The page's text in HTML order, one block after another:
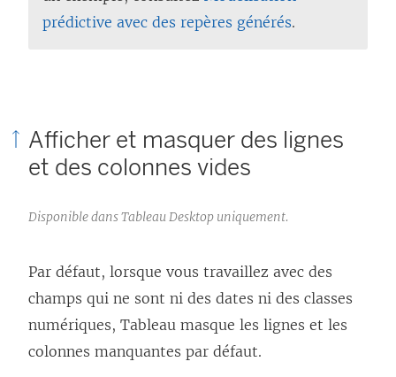
prédictive avec des repères générés.
Afficher et masquer des lignes
et des colonnes vides
Disponible dans Tableau Desktop uniquement.
Par défaut, lorsque vous travaillez avec des
champs qui ne sont ni des dates ni des classes
numériques, Tableau masque les lignes et les
colonnes manquantes par défaut.